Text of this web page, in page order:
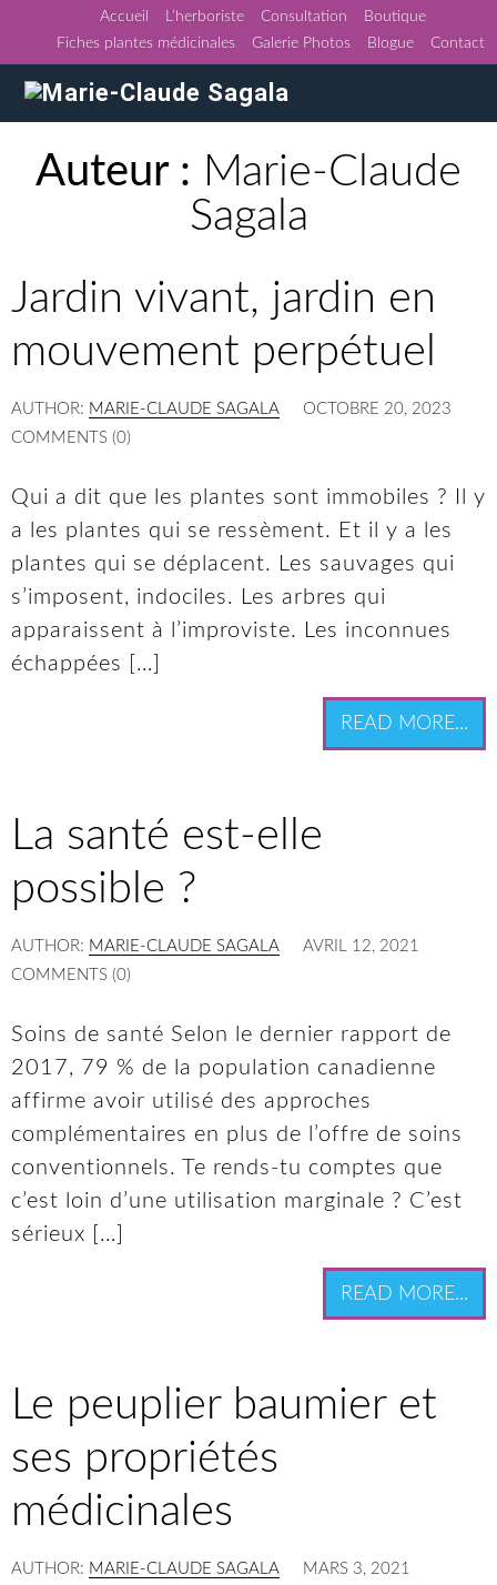
Accueil L’herboriste Consultation
Boutique
Fiches plantes médicinales
Galerie Photos Blogue Contact
Auteur : Marie-Claude
Sagala
Jardin vivant, jardin en
mouvement perpétuel
AUTHOR: MARIE-CLAUDE SAGALA
OCTOBRE 20, 2023
COMMENTS (0)
Qui a dit que les plantes sont immobiles ? Il y
a les plantes qui se ressèment. Et il y a les
plantes qui se déplacent. Les sauvages qui
s’imposent, indociles. Les arbres qui
apparaissent à l’improviste. Les inconnues
échappées […]
READ MORE...
La santé est-elle
possible ?
AUTHOR: MARIE-CLAUDE SAGALA
AVRIL 12, 2021
COMMENTS (0)
Soins de santé Selon le dernier rapport de
2017, 79 % de la population canadienne
affirme avoir utilisé des approches
complémentaires en plus de l’offre de soins
conventionnels. Te rends-tu comptes que
c’est loin d’une utilisation marginale ? C’est
sérieux […]
READ MORE...
Le peuplier baumier et
ses propriétés
médicinales
AUTHOR: MARIE-CLAUDE SAGALA
MARS 3, 2021